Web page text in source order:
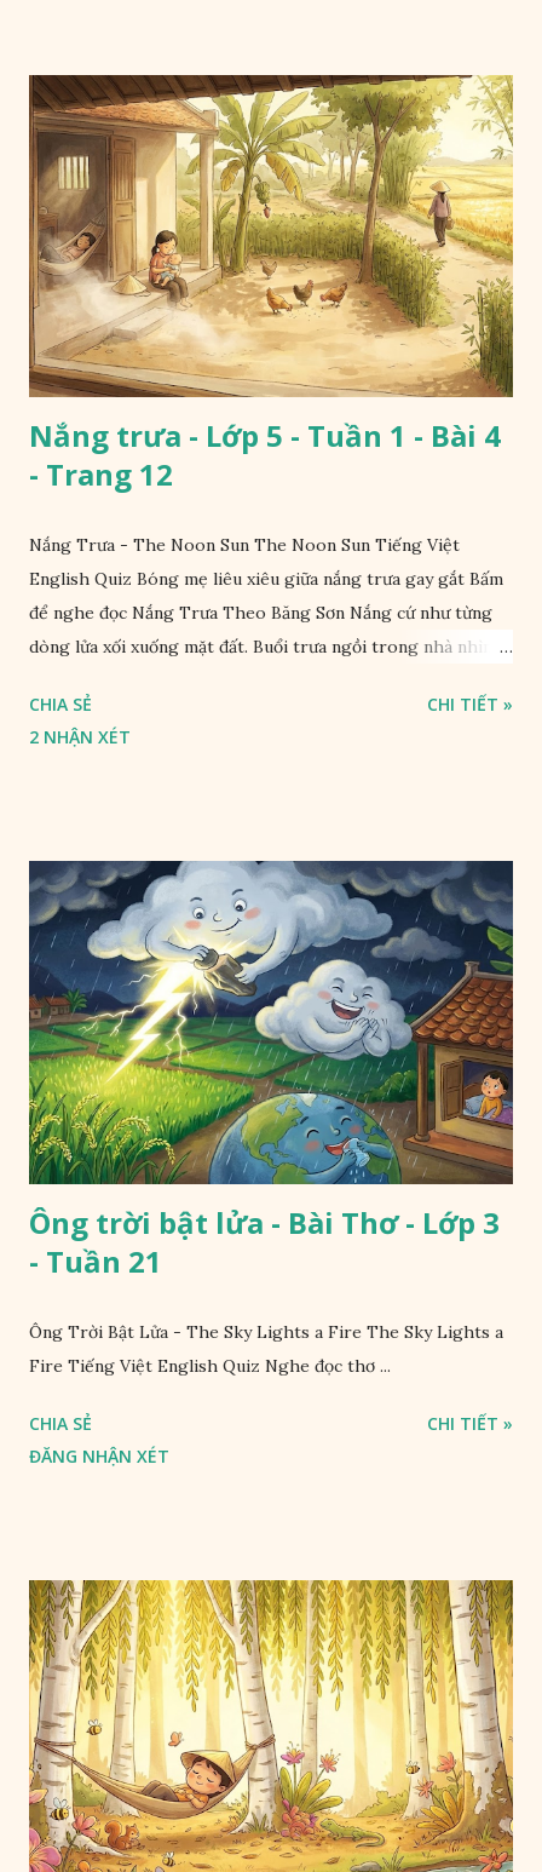
Nắng trưa - Lớp 5 - Tuần 1 - Bài 4
- Trang 12
Nắng Trưa - The Noon Sun The Noon Sun Tiếng Việt
English Quiz Bóng mẹ liêu xiêu giữa nắng trưa gay gắt Bấm
để nghe đọc Nắng Trưa Theo Băng Sơn Nắng cứ như từng
dòng lửa xối xuống mặt đất. Buổi trưa ngồi trong nhà nhìn
CHIA SẺ
2 NHẬN XÉT
CHI TIẾT »
Ông trời bật lửa - Bài Thơ - Lớp 3
- Tuần 21
Ông Trời Bật Lửa - The Sky Lights a Fire The Sky Lights a
Fire Tiếng Việt English Quiz Nghe đọc thơ ...
CHIA SẺ
ĐĂNG NHẬN XÉT
CHI TIẾT »